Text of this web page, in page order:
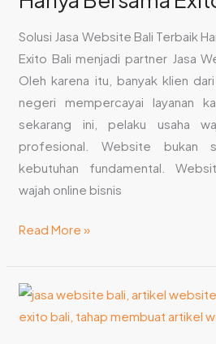
Solusi Jasa Website Bali Terbaik
Exito Bali menjadi partner Jasa
Oleh karena itu, banyak klien
negeri mempercayai layanan
sekarang ini, pelaku usaha
profesional. Website bukan
kebutuhan fundamental.
wajah online bisnis
Bersama
Exito
Bali!
Read More »
Jasa
Website